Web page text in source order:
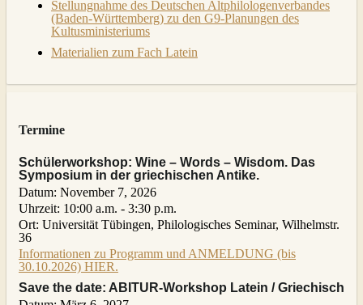
Stellungnahme des Deutschen Altphilologenverbandes
(Baden-Württemberg) zu den G9-Planungen des
Kultusministeriums
Materialien zum Fach Latein
Termine
Schülerworkshop: Wine – Words – Wisdom. Das
Symposium in der griechischen Antike.
Datum: November 7, 2026
Uhrzeit: 10:00 a.m. - 3:30 p.m.
Ort: Universität Tübingen, Philologisches Seminar, Wilhelmstr.
36
Informationen zu Programm und ANMELDUNG (bis
30.10.2026) HIER.
Save the date: ABITUR-Workshop Latein / Griechisch